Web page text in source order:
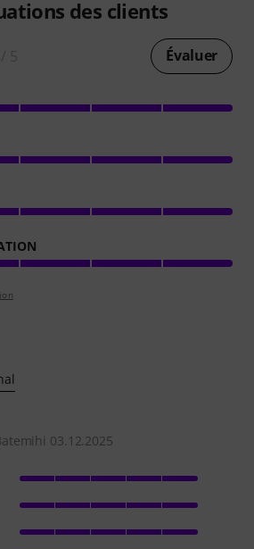
des clients
Évaluer
03.12.2025